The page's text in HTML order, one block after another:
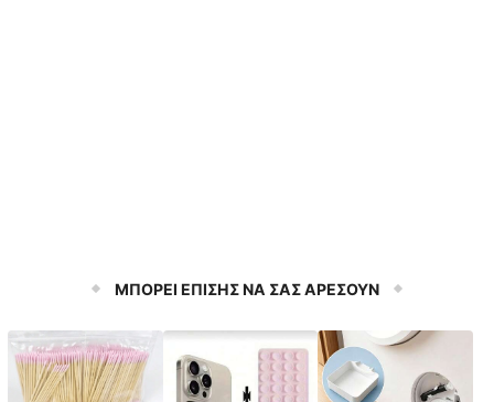
ΜΠΟΡΕΙ ΕΠΙΣΗΣ ΝΑ ΣΑΣ ΑΡΕΣΟΥΝ